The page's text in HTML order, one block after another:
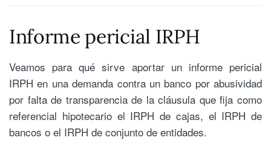
Informe pericial IRPH
Veamos para qué sirve aportar un informe pericial
IRPH en una demanda contra un banco por abusividad
por falta de transparencia de la cláusula que fija como
referencial hipotecario el IRPH de cajas, el IRPH de
bancos o el IRPH de conjunto de entidades.